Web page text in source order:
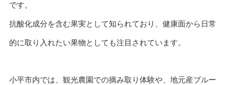
です。
抗酸化成分を含む果実として知られており、健康面から日常
的に取り入れたい果物としても注目されています。
小平市内では、観光農園での摘み取り体験や、地元産ブルー